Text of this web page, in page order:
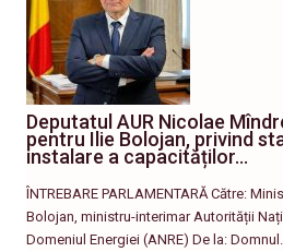
Deputatul AUR Nicolae
pentru Ilie Bolojan, privind
instalare a capacităților…
ÎNTREBARE PARLAMENTARĂ Către:
Bolojan, ministru-interimar Autorității
Domeniul Energiei (ANRE) De la: